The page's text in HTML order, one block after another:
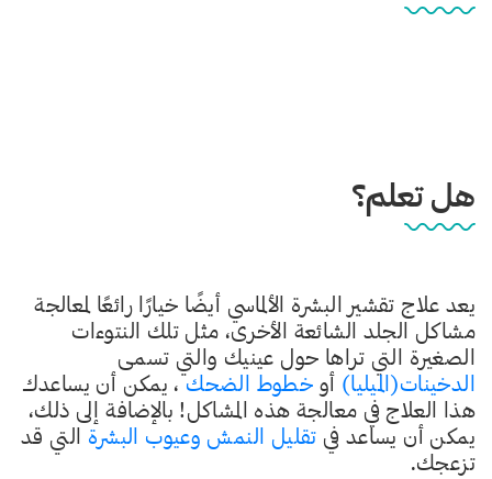
هل تعلم؟
يعد علاج تقشير البشرة الألماسي أيضًا خيارًا رائعًا لمعالجة
مشاكل الجلد الشائعة الأخرى، مثل تلك النتوءات
الصغيرة التي تراها حول عينيك والتي تسمى
الدخينات(الميليا) أو خطوط الضحك، يمكن أن يساعدك
هذا العلاج في معالجة هذه المشاكل! بالإضافة إلى ذلك،
يمكن أن يساعد في تقليل النمش وعيوب البشرة التي قد
تزعجك.